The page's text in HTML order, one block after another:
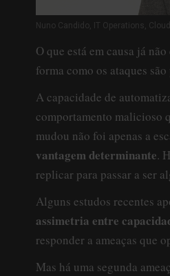
Nuno Candido, IT Operations,
O que está em causa já
forma como os ataques
A capacidade de
comportamento malicioso
mudou não foi apenas a
vantagem determinante.
replicar para passar a ser
Alguns estudos recentes
assimetria entre
responder a ameaças que
Mas há uma segunda